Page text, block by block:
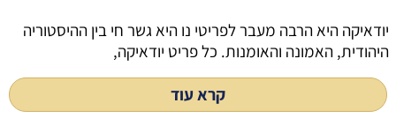
יודאיקה היא הרבה מעבר לפריטי נו היא גשר חי בין ההיסטוריה
היהודית, האמונה והאומנות. כל פריט יודאיקה,
קרא עוד